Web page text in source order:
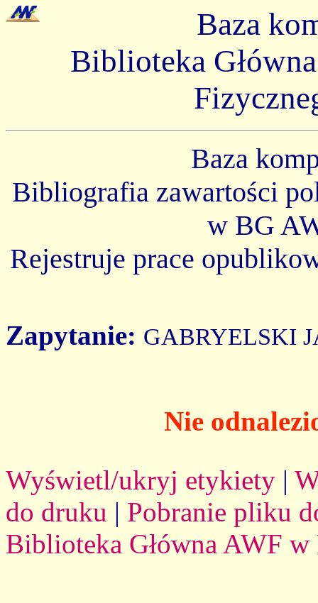
Baza
Biblioteka
Baza
Bibliografia zawartości
w BG
Rejestruje prace
Zapytanie: GABRYELSKI
Nie
Wyświetl/ukryj etykiety |
do druku | Pobranie pliku
Biblioteka Główna AWF w